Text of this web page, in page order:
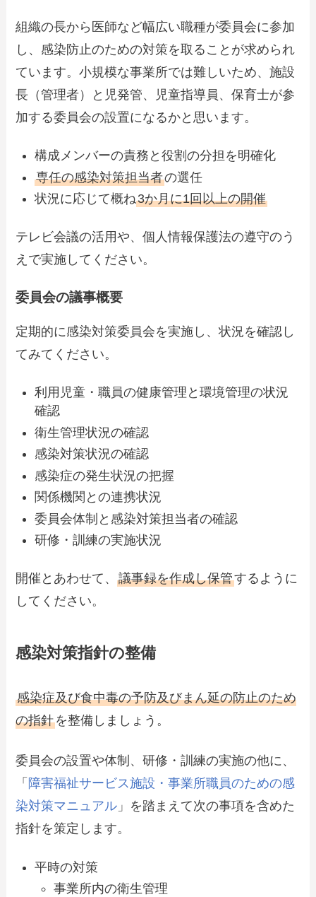
組織の長から医師など幅広い職種が委員会に参加
し、感染防止のための対策を取ることが求められ
ています。小規模な事業所では難しいため、施設
長（管理者）と児発管、児童指導員、保育士が参
加する委員会の設置になるかと思います。
構成メンバーの責務と役割の分担を明確化
専任の感染対策担当者の選任
状況に応じて概ね3か月に1回以上の開催
テレビ会議の活用や、個人情報保護法の遵守のう
えで実施してください。
委員会の議事概要
定期的に感染対策委員会を実施し、状況を確認し
てみてください。
利用児童・職員の健康管理と環境管理の状況
確認
衛生管理状況の確認
感染対策状況の確認
感染症の発生状況の把握
関係機関との連携状況
委員会体制と感染対策担当者の確認
研修・訓練の実施状況
開催とあわせて、議事録を作成し保管するように
してください。
感染対策指針の整備
感染症及び食中毒の予防及びまん延の防止のため
の指針を整備しましょう。
委員会の設置や体制、研修・訓練の実施の他に、
「 障害福祉サービス施設・事業所職員のための感
染対策マニュアル 」を踏まえて次の事項を含めた
指針を策定します。
平時の対策
事業所内の衛生管理